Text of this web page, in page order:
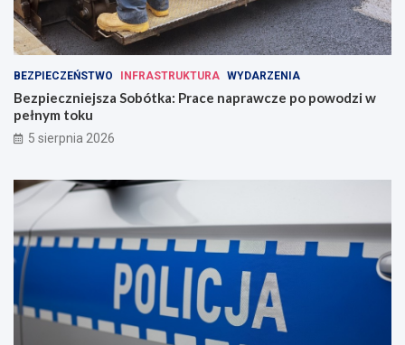
BEZPIECZEŃSTWO INFRASTRUKTURA WYDARZENIA
Bezpieczniejsza Sobótka: Prace naprawcze po powodzi w
pełnym toku
5 sierpnia 2026